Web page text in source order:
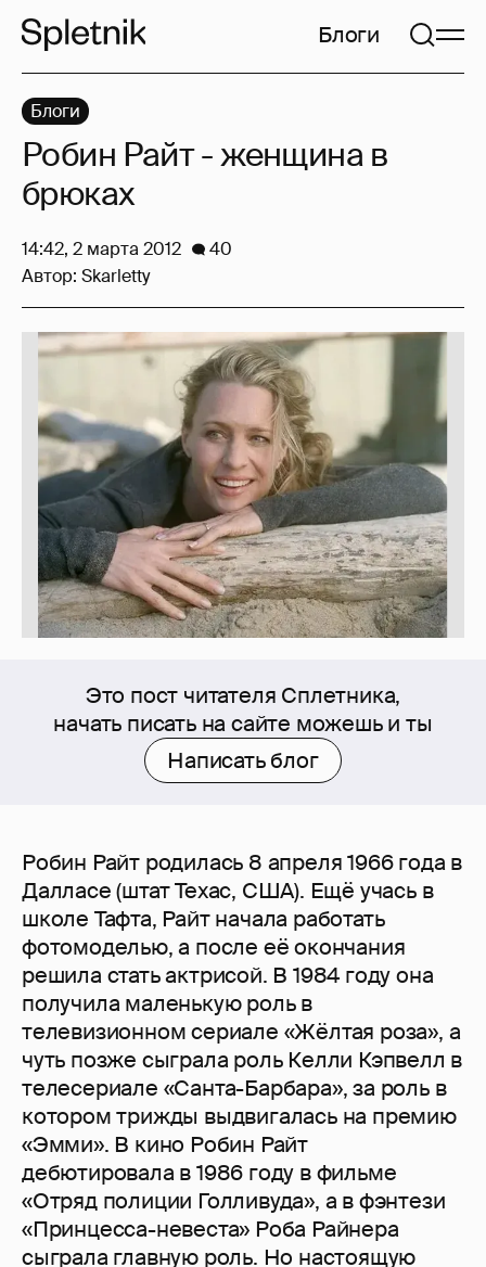
Блоги
Это пост читателя Сплетника,
начать писать на сайте можешь и ты
Написать блог
Робин Райт родилась 8 апреля 1966 года в
Далласе (штат Техас, США). Ещё учась в
школе Тафта, Райт начала работать
фотомоделью, а после её окончания
решила стать актрисой. В 1984 году она
получила маленькую роль в
телевизионном сериале «Жёлтая роза», а
чуть позже сыграла роль Келли Кэпвелл в
телесериале «Санта-Барбара», за роль в
котором трижды выдвигалась на премию
«Эмми». В кино Робин Райт
дебютировала в 1986 году в фильме
«Отряд полиции Голливуда», а в фэнтези
«Принцесса-невеста» Роба Райнера
сыграла главную роль. Но настоящую
Блоги
Робин Райт - женщина в
брюках
14:42, 2 марта 2012
40
Автор: Skarletty